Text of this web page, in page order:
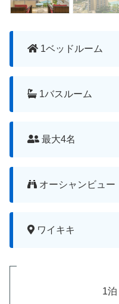
1ベッドルーム
1バスルーム
最大4名
オーシャンビュー
ワイキキ
1泊